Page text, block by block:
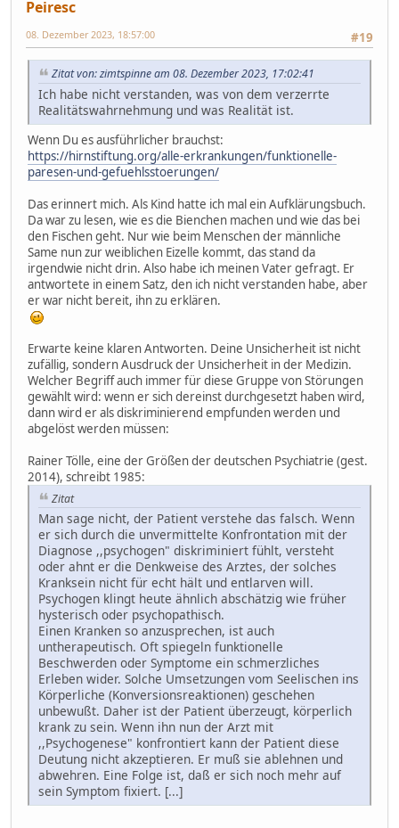
Peiresc
#19
08. Dezember 2023, 18:57:00
Zitat von: zimtspinne am 08. Dezember 2023, 17:02:41
Ich habe nicht verstanden, was von dem verzerrte
Realitätswahrnehmung und was Realität ist.
Wenn Du es ausführlicher brauchst:
https://hirnstiftung.org/alle-erkrankungen/funktionelle-
paresen-und-gefuehlsstoerungen/
Das erinnert mich. Als Kind hatte ich mal ein Aufklärungsbuch.
Da war zu lesen, wie es die Bienchen machen und wie das bei
den Fischen geht. Nur wie beim Menschen der männliche
Same nun zur weiblichen Eizelle kommt, das stand da
irgendwie nicht drin. Also habe ich meinen Vater gefragt. Er
antwortete in einem Satz, den ich nicht verstanden habe, aber
er war nicht bereit, ihn zu erklären.
Erwarte keine klaren Antworten. Deine Unsicherheit ist nicht
zufällig, sondern Ausdruck der Unsicherheit in der Medizin.
Welcher Begriff auch immer für diese Gruppe von Störungen
gewählt wird: wenn er sich dereinst durchgesetzt haben wird,
dann wird er als diskriminierend empfunden werden und
abgelöst werden müssen:
Rainer Tölle, eine der Größen der deutschen Psychiatrie (gest.
2014), schreibt 1985:
Zitat
Man sage nicht, der Patient verstehe das falsch. Wenn
er sich durch die unvermittelte Konfrontation mit der
Diagnose ,,psychogen" diskriminiert fühlt, versteht
oder ahnt er die Denkweise des Arztes, der solches
Kranksein nicht für echt hält und entlarven will.
Psychogen klingt heute ähnlich abschätzig wie früher
hysterisch oder psychopathisch.
Einen Kranken so anzusprechen, ist auch
untherapeutisch. Oft spiegeln funktionelle
Beschwerden oder Symptome ein schmerzliches
Erleben wider. Solche Umsetzungen vom Seelischen ins
Körperliche (Konversionsreaktionen) geschehen
unbewußt. Daher ist der Patient überzeugt, körperlich
krank zu sein. Wenn ihn nun der Arzt mit
,,Psychogenese" konfrontiert kann der Patient diese
Deutung nicht akzeptieren. Er muß sie ablehnen und
abwehren. Eine Folge ist, daß er sich noch mehr auf
sein Symptom fixiert. [...]